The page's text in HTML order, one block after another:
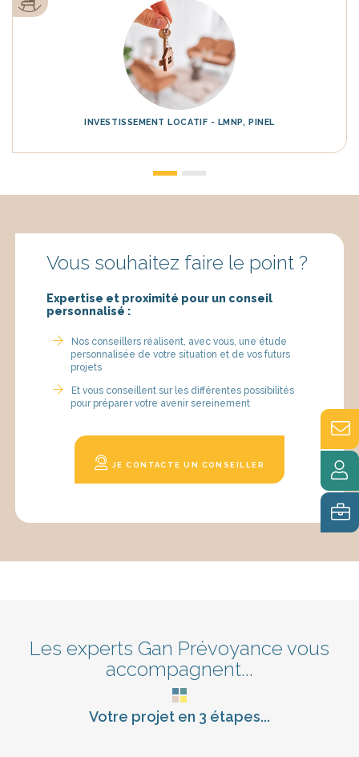
INVESTISSEMENT LOCATIF - LMNP, PINEL
Vous souhaitez faire le point ?
Expertise et proximité pour un conseil
personnalisé :
Nos conseillers réalisent, avec vous, une étude
personnalisée de votre situation et de vos futurs
projets
Et vous conseillent sur les différentes possibilités
pour préparer votre avenir sereinement
JE CONTACTE UN CONSEILLER
Les experts Gan Prévoyance vous
accompagnent...
Votre projet en 3 étapes...